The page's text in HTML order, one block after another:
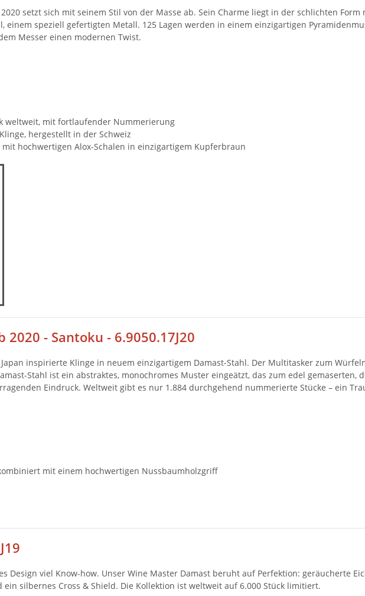
setzt sich mit seinem Stil von der Masse ab. Sein Charme liegt in der schlichten
einem speziell gefertigten Metall. 125 Lagen werden in einem einzigartigen
Messer einen modernen Twist.
weltweit, mit fortlaufender Nummerierung
hergestellt in der Schweiz
hochwertigen Alox-Schalen in einzigartigem Kupferbraun
2020 - Santoku - 6.9050.17J20
inspirierte Klinge in neuem einzigartigem Damast-Stahl. Der Multitasker zum
Stahl ist ein abstraktes, monochromes Muster eingeätzt, das zum edel
Eindruck. Weltweit gibt es nur 1.884 durchgehend nummerierte Stücke – ein
mit einem hochwertigen Nussbaumholzgriff
Design viel Know-how. Unser Wine Master Damast beruht auf Perfektion: geräucherte
silbernes Cross & Shield. Die Kollektion ist weltweit auf 6.000 Stück limitiert.